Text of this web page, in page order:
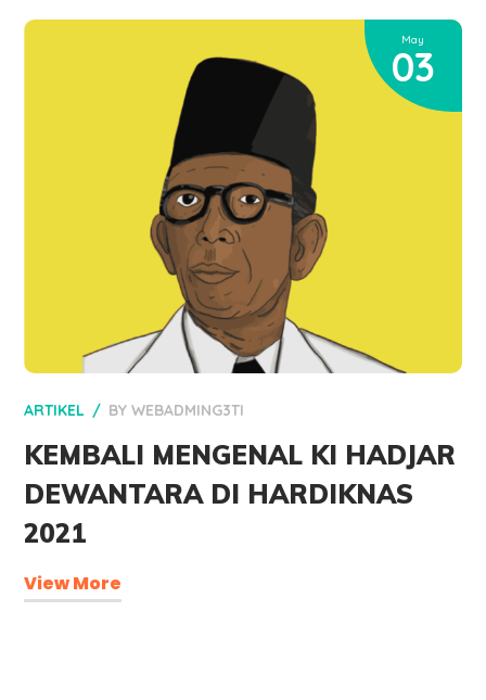
May
03
ARTIKEL BYWEBADMING3TI
KEMBALI MENGENAL KI HADJAR
DEWANTARA DI HARDIKNAS
2021
View More